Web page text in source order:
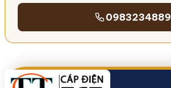
0983234889